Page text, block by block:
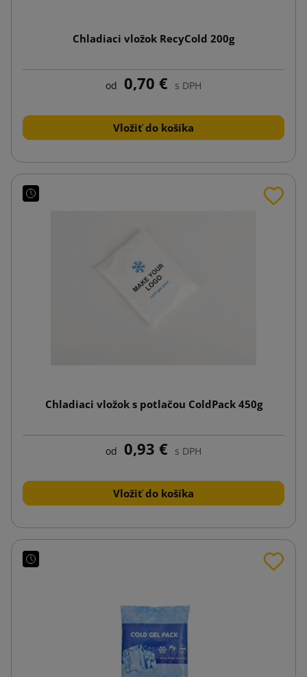
Chladiaci vložok RecyCold 200g
od 0,70 € s DPH
Vložiť do košíka
Chladiaci vložok s potlačou ColdPack 450g
od 0,93 € s DPH
Vložiť do košíka